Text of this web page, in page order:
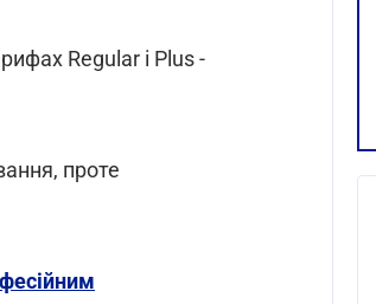
Regular і Plus -
проте